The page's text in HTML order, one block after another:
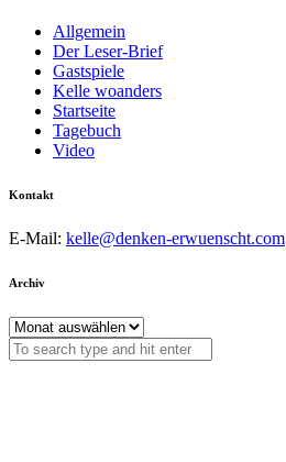
Allgemein
Der Leser-Brief
Gastspiele
Kelle woanders
Startseite
Tagebuch
Video
Kontakt
E-Mail: kelle@denken-erwuenscht.com
Archiv
Archiv